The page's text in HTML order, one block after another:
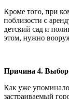
Кроме того, при
поблизости с
детский сад и
этом, нужно
Причина 4.
Как уже
застраиваемый